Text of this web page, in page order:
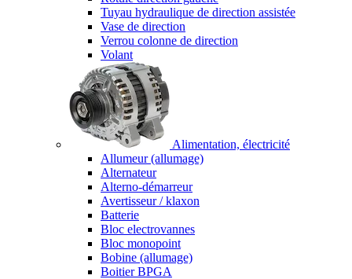
Tuyau hydraulique de direction assistée
Vase de direction
Verrou colonne de direction
Volant
Alimentation, électricité
Allumeur (allumage)
Alternateur
Alterno-démarreur
Avertisseur / klaxon
Batterie
Bloc electrovannes
Bloc monopoint
Bobine (allumage)
Boitier BPGA